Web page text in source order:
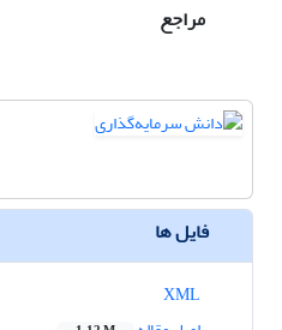
مراجع
فایل ها